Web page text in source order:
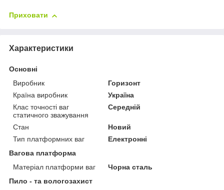
Приховати
Характеристики
Основні
Виробник
Горизонт
Країна виробник
Україна
Клас точності ваг
статичного зважування
Середній
Стан
Новий
Тип платформних ваг
Електронні
Вагова платформа
Матеріал платформи ваг
Чорна сталь
Пило - та вологозахист